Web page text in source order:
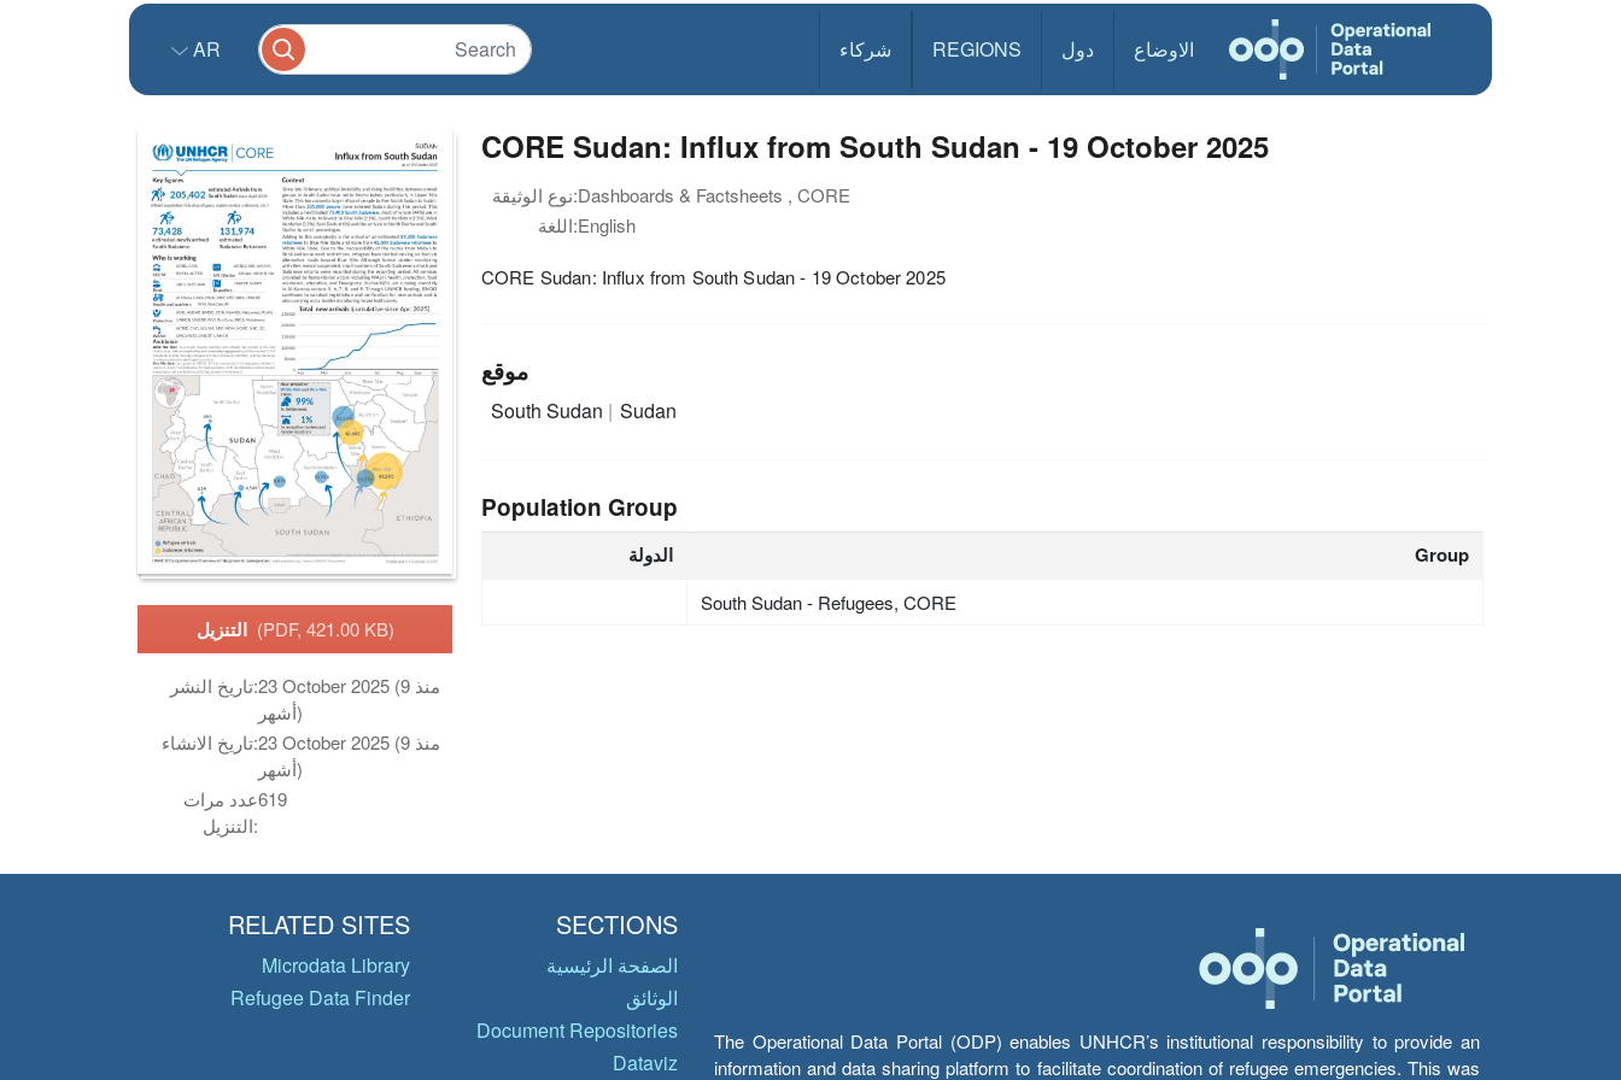
الاوضاع دول REGIONS شركاء AR
التنزيل (PDF, 421.00 KB)
تاريخ النشر:23 October 2025 (منذ 9
أشهر)
تاريخ الانشاء:23 October 2025 (منذ 9
أشهر)
عدد مرات
التنزيل:
619
CORE Sudan: Influx from South Sudan - 19 October 2025
نوع الوثيقة:Dashboards & Factsheets , CORE
اللغة:English
CORE Sudan: Influx from South Sudan - 19 October 2025
موقع
South Sudan Sudan
Population Group
الدولة Group
South Sudan - Refugees, CORE
The Operational Data Portal (ODP) enables UNHCR’s institutional responsibility to provide an
information and data sharing platform to facilitate coordination of refugee emergencies. This was
SECTIONS
الصفحة الرئيسية
الوثائق
Document Repositories
Dataviz
RELATED SITES
Microdata Library
Refugee Data Finder